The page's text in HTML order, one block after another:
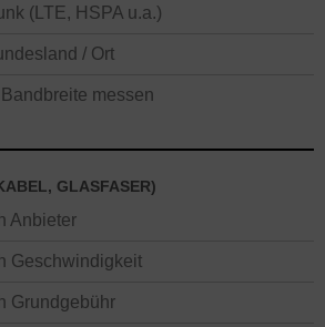
(LTE, HSPA u.a.)
/ Ort
messen
GLASFASER)
Anbieter
Geschwindigkeit
Grundgebühr